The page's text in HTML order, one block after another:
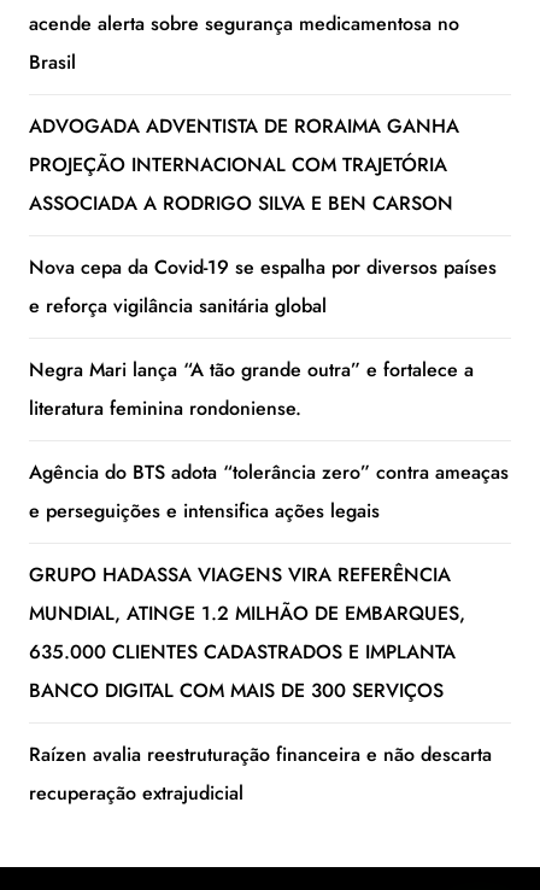
acende alerta sobre segurança medicamentosa no
Brasil
ADVOGADA ADVENTISTA DE RORAIMA GANHA
PROJEÇÃO INTERNACIONAL COM TRAJETÓRIA
ASSOCIADA A RODRIGO SILVA E BEN CARSON
Nova cepa da Covid-19 se espalha por diversos países
e reforça vigilância sanitária global
Negra Mari lança “A tão grande outra” e fortalece a
literatura feminina rondoniense.
Agência do BTS adota “tolerância zero” contra ameaças
e perseguições e intensifica ações legais
GRUPO HADASSA VIAGENS VIRA REFERÊNCIA
MUNDIAL, ATINGE 1.2 MILHÃO DE EMBARQUES,
635.000 CLIENTES CADASTRADOS E IMPLANTA
BANCO DIGITAL COM MAIS DE 300 SERVIÇOS
Raízen avalia reestruturação financeira e não descarta
recuperação extrajudicial